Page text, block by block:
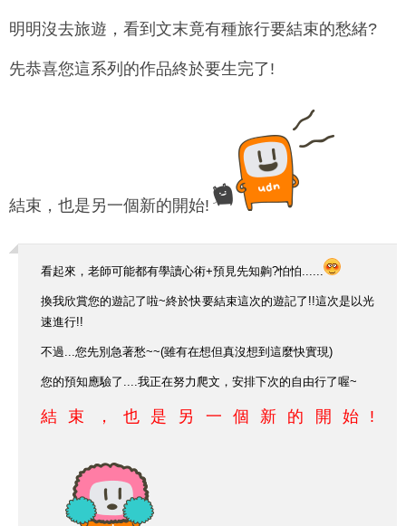
明明沒去旅遊 ，看到文末竟有種旅行要結束的愁緒?
先恭喜您這系列的作品終於要生完了!
結束 ，也是另一個新的開始!
看起來，老師可能都有學讀心術+預見先知齁?怕怕......
換我欣賞您的遊記了啦~終於快要結束這次的遊記了!!這次是以光
速進行!!
不過...您先別急著愁~~(雖有在想但真沒想到這麼快實現)
您的預知應驗了....我正在努力爬文，安排下次的自由行了喔~
結束 ，也是另一個新的開始!